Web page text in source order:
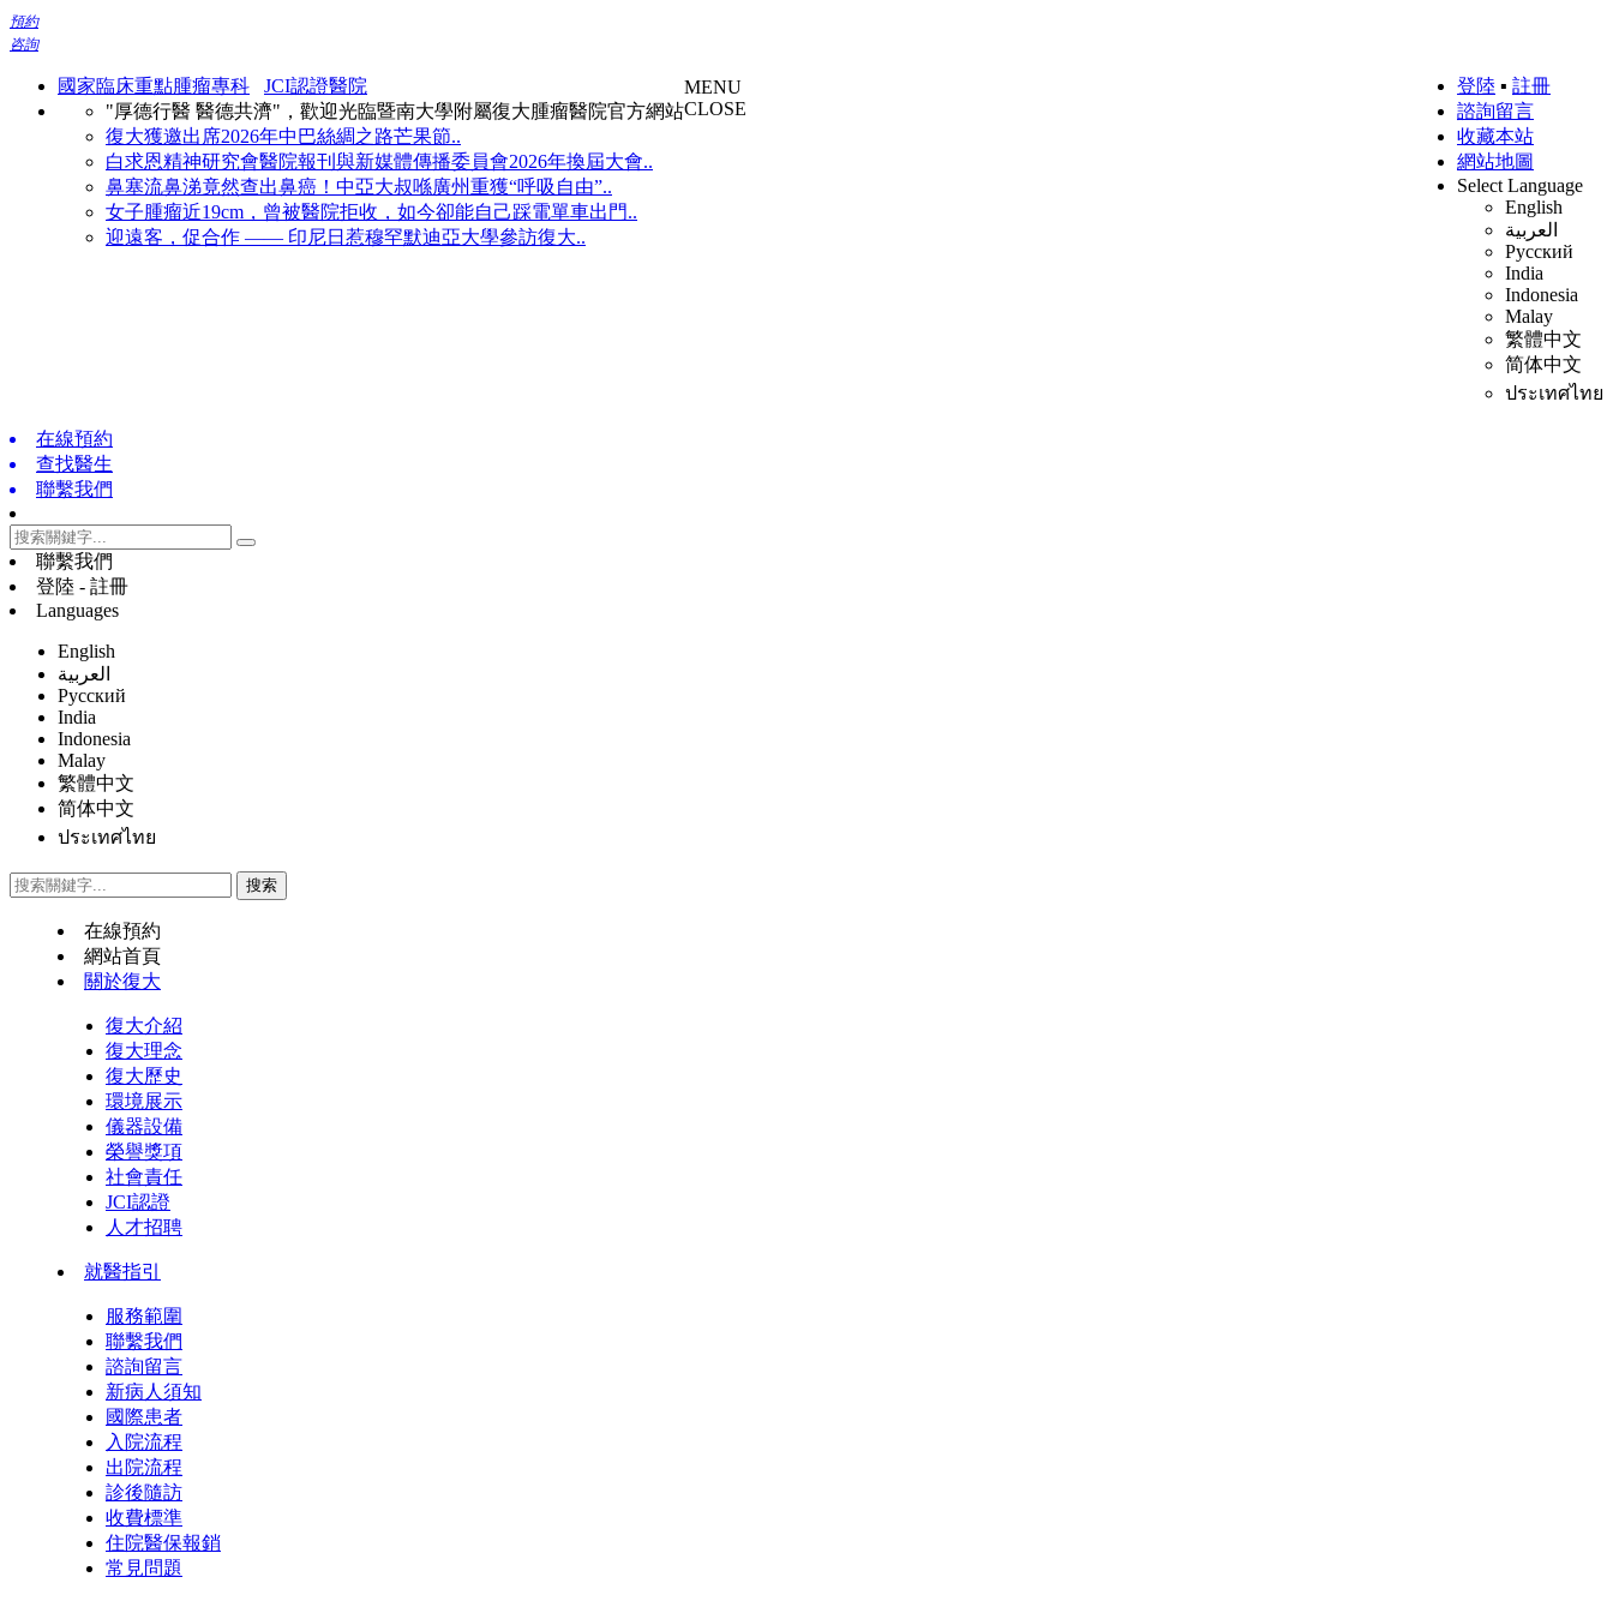
預約
咨詢
國家臨床重點腫瘤專科
JCI認證醫院
"厚德行醫 醫德共濟"，歡迎光臨暨南大學附屬復大腫瘤醫院官方網站
復大獲邀出席2026年中巴絲綢之路芒果節..
白求恩精神研究會醫院報刊與新媒體傳播委員會2026年換屆大會..
鼻塞流鼻涕竟然查出鼻癌！中亞大叔喺廣州重獲“呼吸自由”..
女子腫瘤近19cm，曾被醫院拒收，如今卻能自己踩電單車出門..
迎遠客，促合作 —— 印尼日惹穆罕默迪亞大學參訪復大..
登陸 ▪ 註冊
諮詢留言
收藏本站
網站地圖
Select Language
English
العربية
Русский
India
Indonesia
Malay
繁體中文
简体中文
ประเทศไทย
MENU
CLOSE
在線預約
查找醫生
聯繫我們
聯繫我們
登陸 - 註冊
Languages
English
العربية
Русский
India
Indonesia
Malay
繁體中文
简体中文
ประเทศไทย
在線預約
網站首頁
關於復大
復大介紹
復大理念
復大歷史
環境展示
儀器設備
榮譽獎項
社會責任
JCI認證
人才招聘
就醫指引
服務範圍
聯繫我們
諮詢留言
新病人須知
國際患者
入院流程
出院流程
診後隨訪
收費標準
住院醫保報銷
常見問題